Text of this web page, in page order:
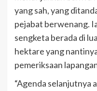
yang sah, yang
pejabat berwenang.
sengketa berada di
hektare yang
pemeriksaan
“Agenda selanjutnya